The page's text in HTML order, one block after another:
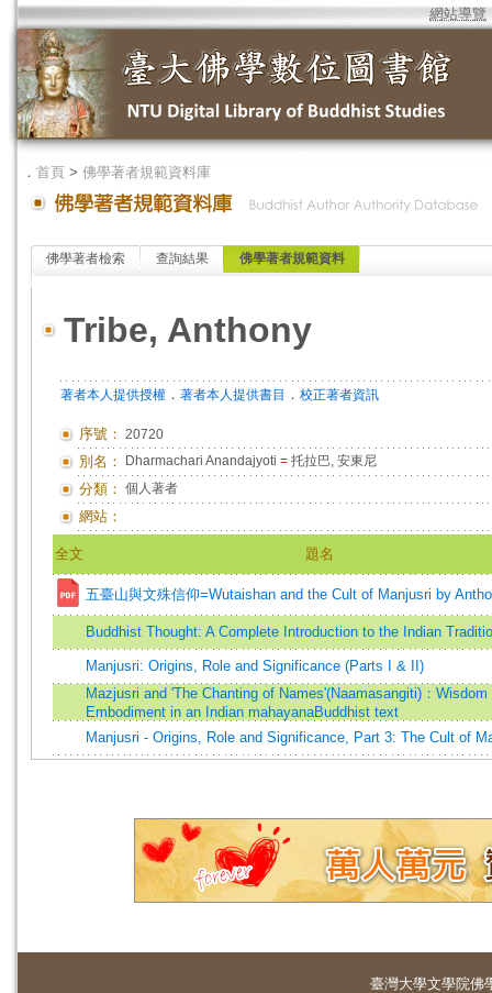
網站導覽
． 首頁 > 佛學著者規範資料庫
佛學著者檢索 查詢結果 佛學著者規範資料
Tribe, Anthony
著者本人提供授權 ． 著者本人提供書目 ． 校正著者資訊
序號： 20720
別名： Dharmachari Anandajyoti = 托拉巴, 安東尼
分類： 個人著者
網站：
全文 題名
五臺山與文殊信仰=Wutaishan and the Cult of Manjusri by
Buddhist Thought: A Complete Introduction to the Indian
Manjusri: Origins, Role and Significance (Parts I & II)
Mazjusri and 'The Chanting of Names'(Naamasangiti)：
Embodiment in an Indian mahayanaBuddhist text
Manjusri - Origins, Role and Significance, Part 3: The Cult of
臺灣大學文學院佛